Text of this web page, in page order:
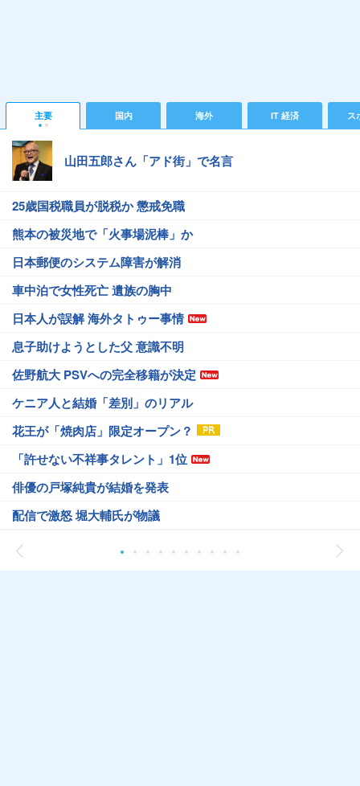
主要 国内 海外 IT 経済 ス
山田五郎さん「アド街」で名言
25歳国税職員が脱税か 懲戒免職
熊本の被災地で「火事場泥棒」か
日本郵便のシステム障害が解消
車中泊で女性死亡 遺族の胸中
日本人が誤解 海外タトゥー事情
息子助けようとした父 意識不明
佐野航大 PSVへの完全移籍が決定
ケニア人と結婚「差別」のリアル
花王が「焼肉店」限定オープン？
「許せない不祥事タレント」1位
俳優の戸塚純貴が結婚を発表
配信で激怒 堀大輔氏が物議